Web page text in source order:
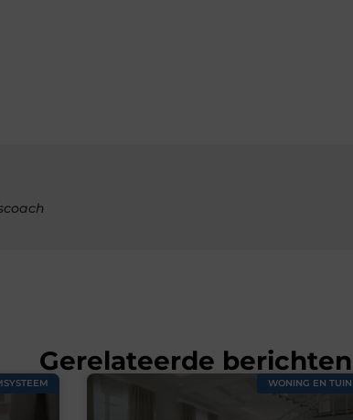
Gerelateerde berichten
WONING EN TUIN